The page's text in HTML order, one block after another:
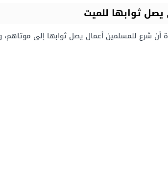
يصل ثوابها للميت
أن شرع للمسلمين أعمال يصل ثوابها إلى